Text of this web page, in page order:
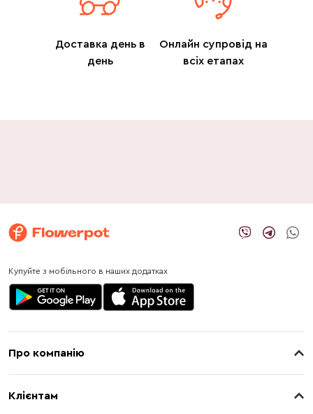
Доставка день в
день
Онлайн супровід на
всіх етапах
Купуйте з мобільного в наших додатках
Про компанію
Клієнтам